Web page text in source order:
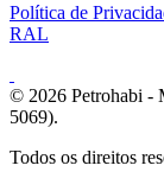
Política de
RAL
© 2026 Petrohabi -
5069).
Todos os direitos